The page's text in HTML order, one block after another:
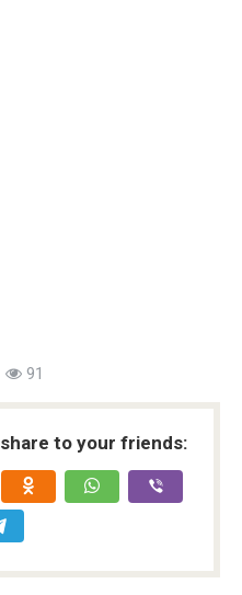
91
to your friends: